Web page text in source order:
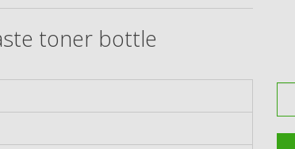
toner bottle